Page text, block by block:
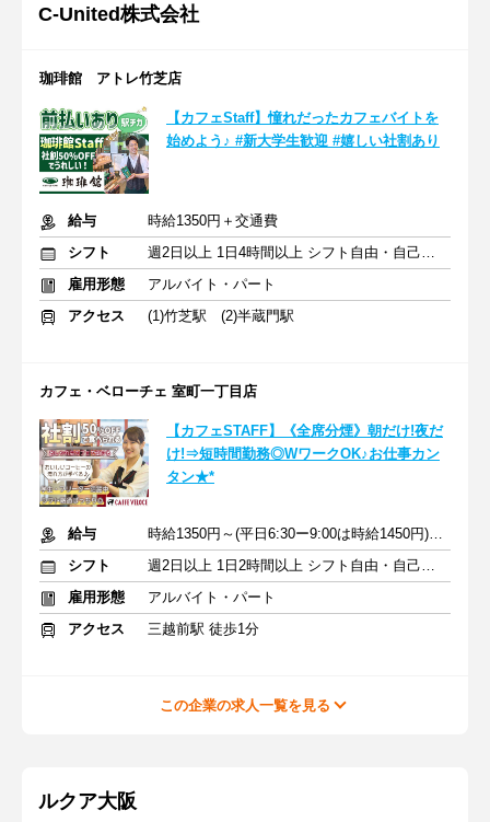
C‐United株式会社
珈琲館 アトレ竹芝店
【カフェStaff】憧れだったカフェバイトを
始めよう♪ #新大学生歓迎 #嬉しい社割あり
給与
時給1350円＋交通費
シフト
週2日以上 1日4時間以上 シフト自由・自己申告
雇用形態
アルバイト・パート
アクセス
(1)竹芝駅 (2)半蔵門駅
カフェ・ベローチェ 室町一丁目店
【カフェSTAFF】《全席分煙》朝だけ!夜だ
け!⇒短時間勤務◎WワークOK♪お仕事カン
タン★*
給与
時給1350円～(平日6:30ー9:00は時給1450円)＋交通費
シフト
週2日以上 1日2時間以上 シフト自由・自己申告
雇用形態
アルバイト・パート
アクセス
三越前駅 徒歩1分
この企業の求人一覧を見る
ルクア大阪